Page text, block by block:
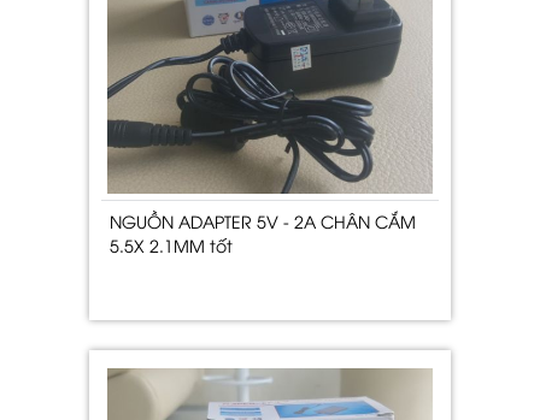
NGUỒN ADAPTER 5V - 2A CHÂN CẮM
5.5X 2.1MM tốt